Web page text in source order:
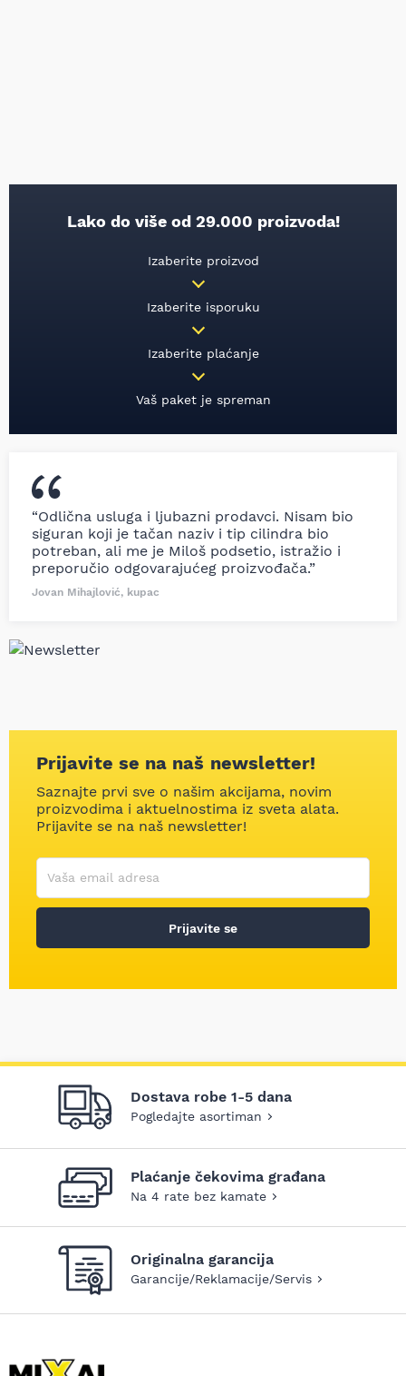
Lako do više od 29.000 proizvoda!
Izaberite proizvod
Izaberite isporuku
Izaberite plaćanje
Vaš paket je spreman
“Odlična usluga i ljubazni prodavci. Nisam bio
siguran koji je tačan naziv i tip cilindra bio
potreban, ali me je Miloš podsetio, istražio i
preporučio odgovarajućeg proizvođača.”
Jovan Mihajlović, kupac
Prijavite se na naš newsletter!
Saznajte prvi sve o našim akcijama, novim
proizvodima i aktuelnostima iz sveta alata.
Prijavite se na naš newsletter!
Korisničko ime
Vaša email adresa
Prijavite se
Dostava robe 1-5 dana
Pogledajte asortiman
Plaćanje čekovima građana
Na 4 rate bez kamate
Originalna garancija
Garancije/Reklamacije/Servis